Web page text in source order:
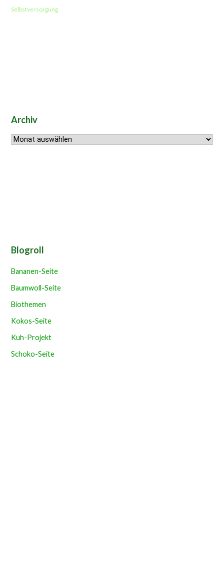
Selbstversorgung
Archiv
Archiv
Blogroll
Bananen-Seite
Baumwoll-Seite
Biothemen
Kokos-Seite
Kuh-Projekt
Schoko-Seite